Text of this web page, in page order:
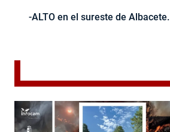
-ALTO en el sureste de Albacete.